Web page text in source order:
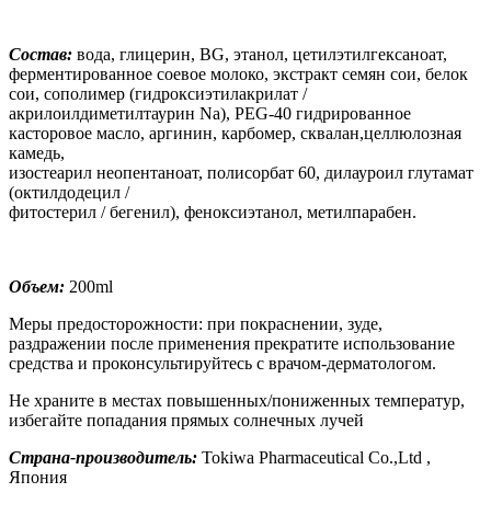
Состав: вода, глицерин, BG, этанол, цетилэтилгексаноат,
ферментированное соевое молоко, экстракт семян сои, белок
сои, сополимер (гидроксиэтилакрилат /
акрилоилдиметилтаурин Na), PEG-40 гидрированное
касторовое масло, аргинин, карбомер, сквалан,целлюлозная
камедь,
изостеарил неопентаноат, полисорбат 60, дилауроил глутамат
(октилдодецил /
фитостерил / бегенил), феноксиэтанол, метилпарабен.
Объем: 200ml
Меры предосторожности: при покраснении, зуде,
раздражении после применения прекратите использование
средства и проконсультируйтесь с врачом-дерматологом.
Не храните в местах повышенных/пониженных температур,
избегайте попадания прямых солнечных лучей
Страна-производитель: Tokiwa Pharmaceutical Co.,Ltd ,
Япония